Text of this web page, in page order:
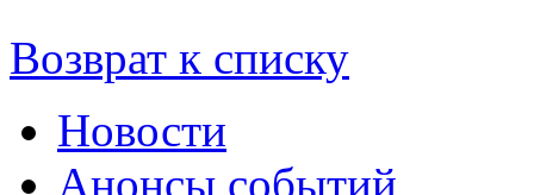
Возврат к списку
Новости
Анонсы событий